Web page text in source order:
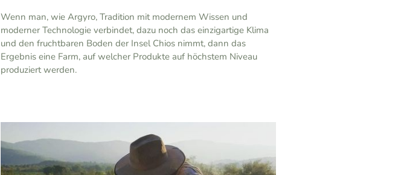
Wenn man, wie Argyro, Tradition mit modernem Wissen und
moderner Technologie verbindet, dazu noch das einzigartige Klima
und den fruchtbaren Boden der Insel Chios nimmt, dann das
Ergebnis eine Farm, auf welcher Produkte auf höchstem Niveau
produziert werden.